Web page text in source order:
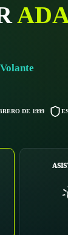
Volante
DE 1999